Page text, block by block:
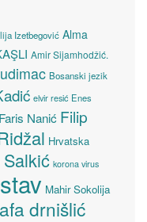
Izetbegović Alma
Amir Sijamhodžić.
Bosanski jezik
elvir resić Enes
Faris Nanić Filip
Hrvatska
korona virus
Mahir Sokolija
drnišlić